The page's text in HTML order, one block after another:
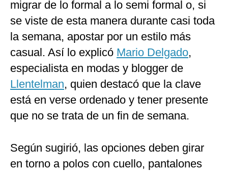
Politica
De
Frecuentes
migrar de lo formal a lo semi formal o, si
se viste de esta manera durante casi toda
la semana, apostar por un estilo más
casual. Así lo explicó Mario Delgado,
especialista en modas y blogger de
Llentelman, quien destacó que la clave
está en verse ordenado y tener presente
que no se trata de un fin de semana.
Según sugirió, las opciones deben girar
en torno a polos con cuello, pantalones